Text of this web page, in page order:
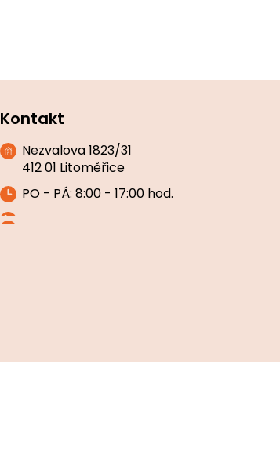
Kontakt
Nezvalova 1823/31
412 01 Litoměřice
PO - PÁ: 8:00 - 17:00 hod.